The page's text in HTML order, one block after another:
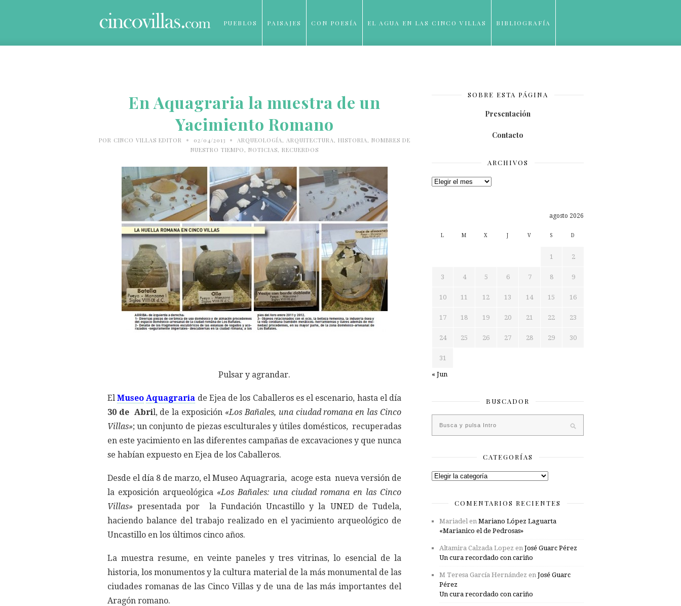
PUEBLOS PAISAJES CON POESÍA EL AGUA EN LAS CINCO VILLAS BIBLIOGRAFÍA
En Aquagraria la muestra de un
Yacimiento Romano
POR CINCO VILLAS EDITOR • 02/04/2013 • ARQUEOLOGÍA, ARQUITECTURA, HISTORIA, NOMBRES DE
NUESTRO TIEMPO, NOTICIAS, RECUERDOS
Pulsar y agrandar.
El Museo Aquagraria de Ejea de los Caballeros es el escenario, hasta el día
30 de Abril, de la exposición «Los Bañales, una ciudad romana en las Cinco
Villas»; un conjunto de piezas esculturales y útiles domésticos, recuperadas
en este yacimiento en las diferentes campañas de excavaciones y que nunca
se habían expuesto en Ejea de los Caballeros.
Desde el día 8 de marzo, el Museo Aquagraria, acoge esta nueva versión de
la exposición arqueológica «Los Bañales: una ciudad romana en las Cinco
Villas» presentada por la Fundación Uncastillo y la UNED de Tudela,
haciendo balance del trabajo realizado en el yacimiento arqueológico de
Uncastillo en los últimos cinco años.
La muestra resume, en veinte paneles y tres vitrinas, lo esencial de la
historia, los monumentos y la cultura material de la más monumental de las
ciudades romanas de las Cinco Villas y de una de las más importantes del
Aragón romano.
SOBRE ESTA PÁGINA
Presentación
Contacto
ARCHIVOS
Archivos
agosto 2026
L M X J V S D
1 2
3 4 5 6 7 8 9
10 11 12 13 14 15 16
17 18 19 20 21 22 23
24 25 26 27 28 29 30
31
« Jun
BUSCADOR
CATEGORÍAS
Categorías
COMENTARIOS RECIENTES
Mariadelen Mariano López Laguarta
«Marianico el de Pedrosas»
Altamira Calzada Lopez en José Guarc Pérez
Un cura recordado con cariño
M Teresa García Hernández en José Guarc
Pérez
Un cura recordado con cariño